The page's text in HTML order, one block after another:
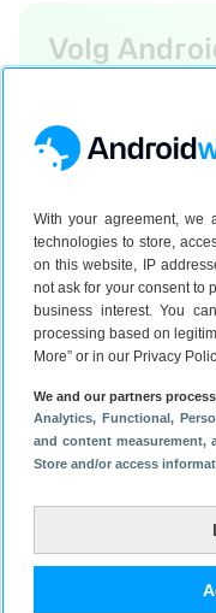
With your agreement, we
technologies to store,
on this website, IP
not ask for your consent to
business interest. You
processing based on
More” or in our Privacy
We and our partners
Analytics, Functional ,
and content measurement,
Store and/or access
Volg
Op ons WhatsApp-
dagelijks het
Android-wereld.
Volgop
Download
Lees het nieuws en
smartphones en
Download voor